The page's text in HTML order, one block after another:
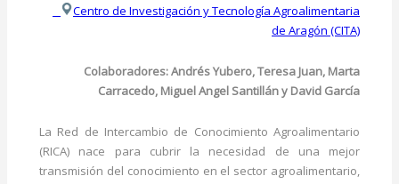
Centro de Investigación y Tecnología Agroalimentaria
de Aragón (CITA)
Colaboradores: Andrés Yubero, Teresa Juan, Marta
Carracedo, Miguel Angel Santillán y David García
La Red de Intercambio de Conocimiento Agroalimentario
(RICA) nace para cubrir la necesidad de una mejor
transmisión del conocimiento en el sector agroalimentario,